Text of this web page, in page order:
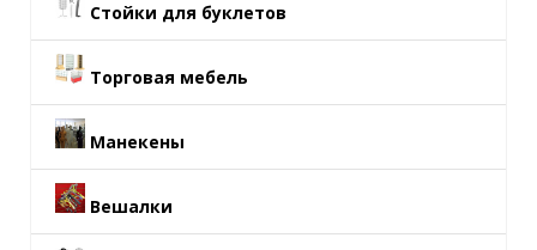
Стойки для буклетов
Торговая мебель
Манекены
Вешалки